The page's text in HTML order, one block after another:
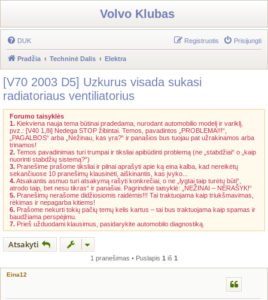
Volvo Klubas
DUK Prisijungti
Registruotis
Pradžia Techninė Dalis Elektra
[V70 2003 D5] Uzkurus visada sukasi
radiatoriaus ventiliatorius
Forumo taisyklės
1. Kiekviena nauja tema būtinai pradedama, nurodant automobilio modelį ir variklį,
pvz.: [V40 1,8i] Nedega STOP žibintai. Temos, pavadintos „PROBLEMA!!!“,
„PAGALBOS“ arba „Nežinau, kas yra?“ ir panašios bus tuojau pat užrakinamos arba
trinamos!
2. Temos pavadinimas turi trumpai ir tiksliai apibūdinti problemą (ne „stabdžiai“ o „kaip
nuorinti stabdžių sistemą?“)
3. Pranešime prašome tiksliai ir pilnai aprašyti apie ką eina kalba, kad nereikėtų
sekančiuose 10 pranešimų klausinėti, aiškinantis, kas įvyko...
4.Atsakantis asmuo turi atsakymą rašyti konkrečiai, o ne „lygtai taip turėtų būti“,
atrodo taip, bet nesu tikras“ ir panašiai. Pagrindinė taisyklė: „NEŽINAI – NERAŠYK!“
5. Pranešimų nerašome didžiosiomis raidėmis!!! Tai traktuojama kaip triukšmavimas,
rėkimas ir nepagarba kitiems!
6. Prašome nekurti tokių pačių temų kelis kartus – tai bus traktuojama kaip spamas ir
baudžiama perspėjimu.
7. Prieš užduodami klausimus, pasidarykite automobilo diagnostiką.
Atsakyti
1 pranešimas • Puslapis 1 iš 1
Eina12